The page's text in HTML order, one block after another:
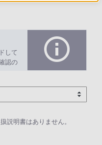
して
認の
説明書はありません。